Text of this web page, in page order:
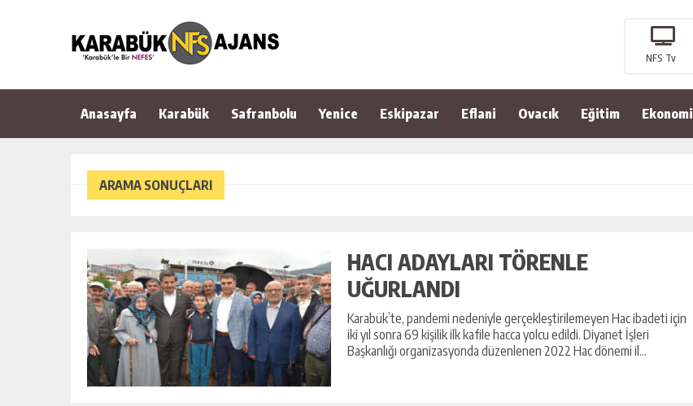
NFS Tv
Anasayfa Karabük Safranbolu Yenice Eskipazar Eflani Ovacık Eğitim Ekonomi
ARAMA SONUÇLARI
HACI ADAYLARI TÖRENLE
UĞURLANDI
Karabük’te, pandemi nedeniyle gerçekleştirilemeyen Hac ibadeti için
iki yıl sonra 69 kişilik ilk kafile hacca yolcu edildi. Diyanet İşleri
Başkanlığı organizasyonda düzenlenen 2022 Hac dönemi il...